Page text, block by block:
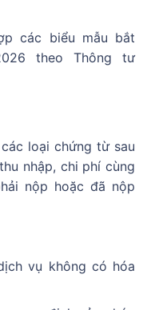
các biểu mẫu bắt
theo Thông tư
loại chứng từ sau
nhập, chi phí cùng
nộp hoặc đã nộp
vụ không có hóa